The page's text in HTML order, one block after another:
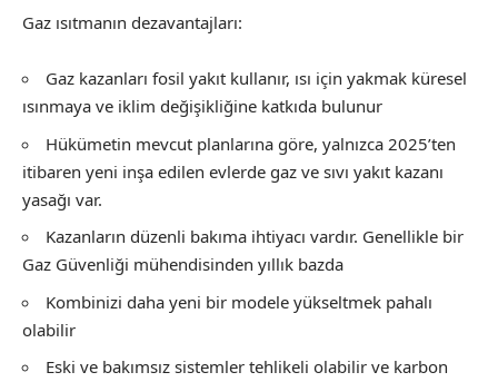
Gaz ısıtmanın dezavantajları:
Gaz kazanları fosil yakıt kullanır, ısı için yakmak küresel
ısınmaya ve iklim değişikliğine katkıda bulunur
Hükümetin mevcut planlarına göre, yalnızca 2025’ten
itibaren yeni inşa edilen evlerde gaz ve sıvı yakıt kazanı
yasağı var.
Kazanların düzenli bakıma ihtiyacı vardır. Genellikle bir
Gaz Güvenliği mühendisinden yıllık bazda
Kombinizi daha yeni bir modele yükseltmek pahalı
olabilir
Eski ve bakımsız sistemler tehlikeli olabilir ve karbon